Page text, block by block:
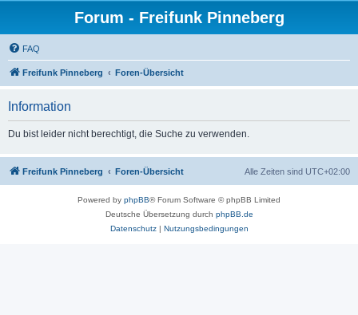
Forum - Freifunk Pinneberg
FAQ
Freifunk Pinneberg Foren-Übersicht
Information
Du bist leider nicht berechtigt, die Suche zu verwenden.
Freifunk Pinneberg Foren-Übersicht Alle Zeiten sind UTC+02:00
Powered by phpBB® Forum Software © phpBB Limited
Deutsche Übersetzung durch phpBB.de
Datenschutz| Nutzungsbedingungen